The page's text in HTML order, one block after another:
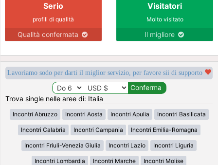
Serio
profili di qualità
Qualità confermata
Visitatori
Molto visitato
Il migliore
Lavoriamo sodo per darti il miglior servizio, per favore sii di supporto
Trova single nelle aree di: Italia
Incontri Abruzzo Incontri Aosta Incontri Apulia Incontri Basilicata
Incontri Calabria Incontri Campania Incontri Emilia-Romagna
Incontri Friuli-Venezia Giulia Incontri Lazio Incontri Liguria
Incontri Lombardia Incontri Marche Incontri Molise